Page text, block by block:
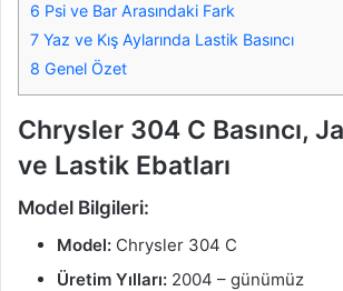
6 Psi ve Bar Arasındaki Fark
7 Yaz ve Kış Aylarında Lastik Basıncı
8 Genel Özet
Chrysler 304 C Basıncı,
ve Lastik Ebatları
Model Bilgileri:
Model: Chrysler 304 C
Üretim Yılları: 2004 – günümüz